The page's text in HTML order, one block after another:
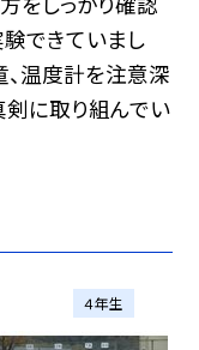
できていまし
、温度計を注意深
剣に取り組んでい
４年生